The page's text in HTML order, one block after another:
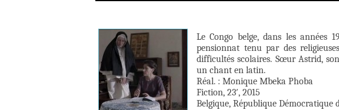
Le Congo belge, dans les années
pensionnat tenu par des
difficultés scolaires. Sœur Astrid,
un chant en latin.
Réal. : Monique Mbeka Phoba
Fiction, 23′, 2015
Belgique, République Démocratique